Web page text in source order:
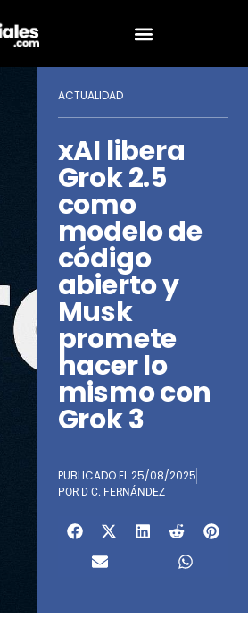
ACTUALIDAD
xAI libera
Grok 2.5
como
modelo de
código
abierto y
Musk
promete
hacer lo
mismo con
Grok 3
PUBLICADO EL25/08/2025
POR D C. FERNÁNDEZ